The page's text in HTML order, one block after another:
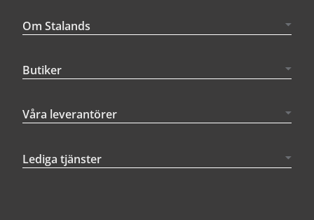
Om Stalands
Butiker
Våra leverantörer
Lediga tjänster